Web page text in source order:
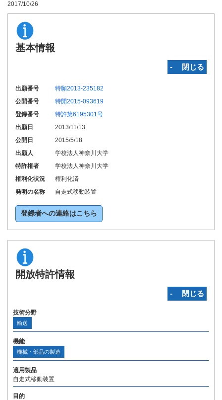
2017/10/26
基本情報
‐ 閉じる
出願番号
特願2013-235182
公開番号
特開2015-093619
登録番号
特許第6195301号
出願日
2013/11/13
公開日
2015/5/18
出願人
学校法人神奈川大学
特許権者
学校法人神奈川大学
権利化状況
権利化済
発明の名称
自走式移動装置
登録者への連絡はこちら
開放特許情報
‐ 閉じる
技術分野
輸送
機能
機械・部品の製造
適用製品
自走式移動装置
目的